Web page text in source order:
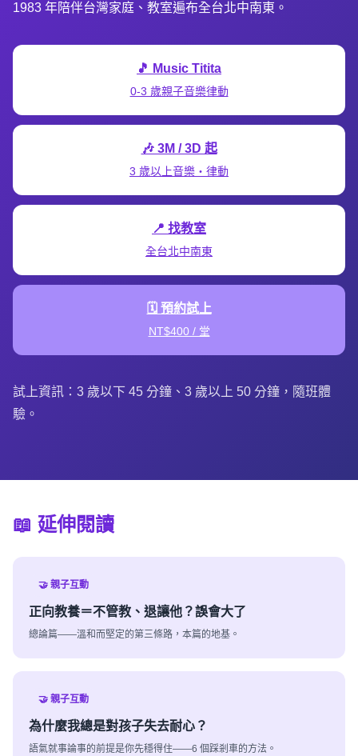
1983 年陪伴台灣家庭、教室遍布全台北中南東。
🎵 Music Titita
0-3 歲親子音樂律動
🎶 3M / 3D 起
3 歲以上音樂・律動
📍 找教室
全台北中南東
🗓️ 預約試上
NT$400 / 堂
試上資訊：3 歲以下 45 分鐘、3 歲以上 50 分鐘，隨班體
驗。
📖 延伸閱讀
🤝 親子互動
正向教養＝不管教、退讓他？誤會大了
總論篇——溫和而堅定的第三條路，本篇的地基。
🤝 親子互動
為什麼我總是對孩子失去耐心？
語氣就事論事的前提是你先穩得住——6 個踩剎車的方法。